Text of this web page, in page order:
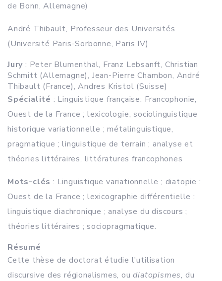
de Bonn, Allemagne)
André Thibault, Professeur des Universités
(Université Paris-Sorbonne, Paris IV)
Jury : Peter Blumenthal, Franz Lebsanft, Christian
Schmitt (Allemagne), Jean-Pierre Chambon, André
Thibault (France), Andres Kristol (Suisse)
Spécialité : Linguistique française: Francophonie,
Ouest de la France ; lexicologie, sociolinguistique
historique variationnelle ; métalinguistique,
pragmatique ; linguistique de terrain ; analyse et
théories littéraires, littératures francophones
Mots-clés : Linguistique variationnelle ; diatopie :
Ouest de la France ; lexicographie différentielle ;
linguistique diachronique ; analyse du discours ;
théories littéraires ; sociopragmatique.
Résumé
Cette thèse de doctorat étudie l'utilisation
discursive des régionalismes, oudiatopismes, du